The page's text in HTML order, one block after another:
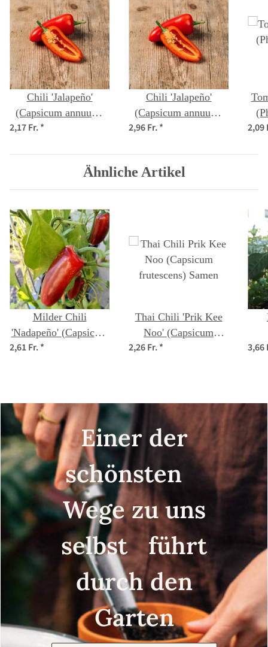
Chili 'Jalapeño'
(Capsicum annuum)
2,17 Fr.*
Chili 'Jalapeño'
(Capsicum annuum)
Bio Saatgut
2,96 Fr.* 2,09
Ähnliche Artikel
Milder Chili
'Nadapeño' (Capsicum
annuum) Bio Saatgut
2,61 Fr.*
Thai Chili 'Prik Kee
Noo' (Capsicum
frutescens) Samen
2,26 Fr.* 3,66
Einer der
schönsten
Wege zu uns
selbst führt
durch den
Garten